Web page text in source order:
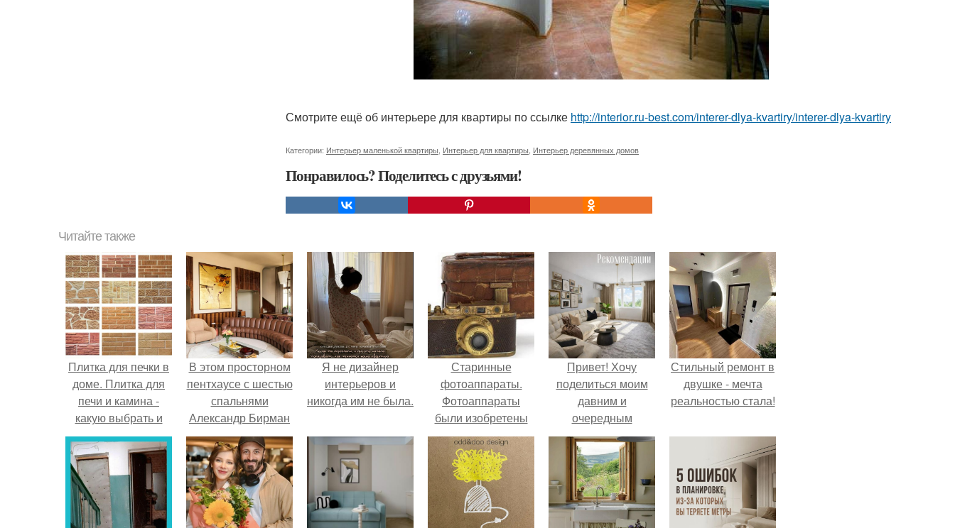
Смотрите ещё об интерьере для квартиры по ссылке http://interior.ru-best.com/interer-dlya-kvartiry/interer-dlya-kvartiry
Категории: Интерьер маленькой квартиры Интерьер для квартиры Интерьер деревянных домов
Понравилось? Поделитесь с друзьями!
Читайте также
Плитка для печки в
доме. Плитка для
печи и камина -
какую выбрать и
какой лучше
обложить печь в
доме.
В этом просторном
пентхаусе с шестью
спальнями
Александр Бирман
живет со своей
семьей.
Я не дизайнер
интерьеров и
никогда им не была.
Старинные
фотоаппараты.
Фотоаппараты
были изобретены
более столетия
назад.
Привет! Хочу
поделиться моим
давним и
очередным
неопубликованным
проектом.
Стильный ремонт в
двушке - мечта
реальностью стала!